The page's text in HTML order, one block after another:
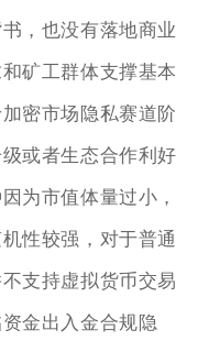
，也没有落地商业
矿工群体支撑基本
密市场隐私赛道阶
或者生态合作利好
为市值体量过小，
性较强，对于普通
支持虚拟货币交易
金出入金合规隐